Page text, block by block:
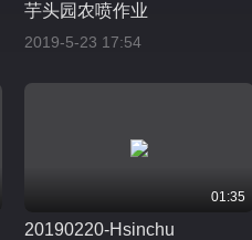
芋头园农喷作业
2019-5-23 17:54
01:35
20190220-Hsinchu